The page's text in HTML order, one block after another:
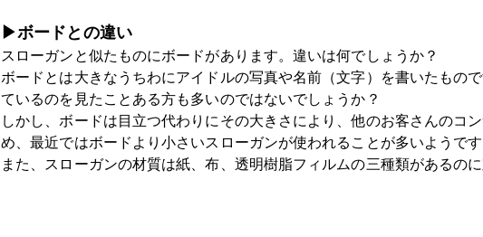
▶ボードとの違い
スローガンと似たものにボードがあります。違いは何でしょうか？
ボードとは大きなうちわにアイドルの写真や名前（文字）を書いたもの
ているのを見たことある方も多いのではないでしょうか？
しかし、ボードは目立つ代わりにその大きさにより、他のお客さんのコ
め、最近ではボードより小さいスローガンが使われることが多いようです
また、スローガンの材質は紙、布、透明樹脂フィルムの三種類があるの